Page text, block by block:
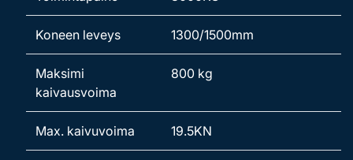
Koneen leveys 1300/1500mm
Maksimi
kaivausvoima
800 kg
Max. kaivuvoima 19.5KN